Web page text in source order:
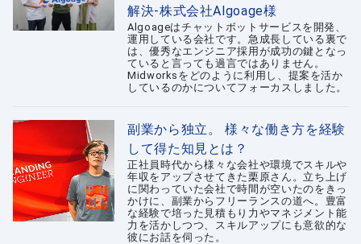
解決-株式会社Algoage様
Algoageはチャットボットサービスを開発、
運用している会社です。急成長している裏で
は、優秀なエンジニア採用が成功の鍵となっ
ていると言っても過言ではありません。
Midworksをどのように利用し、提案を活か
しているのかについてフォーカスしました。
副業から独立。 様々な働き方を経験
して得た知見とは？
正社員時代から様々な会社や環境でスキルや
年収をアップさせてきた栗原さん。立ち上げ
に関わっていた会社で時間が空いたのをきっ
かけに、副業からフリーランスの道へ。豊富
な経験で培った見積もり力やマネジメント能
力を活かしつつ、スキルアップにも意欲的な
彼にお話を伺った。